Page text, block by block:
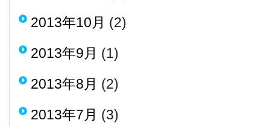
2013年10月 (2)
2013年9月 (1)
2013年8月 (2)
2013年7月 (3)